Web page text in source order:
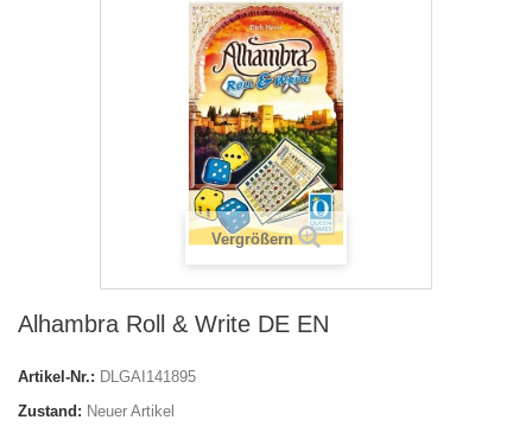
Vergrößern
Alhambra Roll & Write DE EN
Artikel-Nr.: DLGAI141895
Zustand: Neuer Artikel